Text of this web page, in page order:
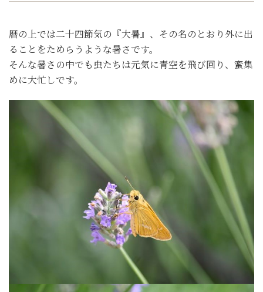
暦の上では二十四節気の『大暑』、その名のとおり外に出
ることをためらうような暑さです。
そんな暑さの中でも虫たちは元気に青空を飛び回り、蜜集
めに大忙しです。